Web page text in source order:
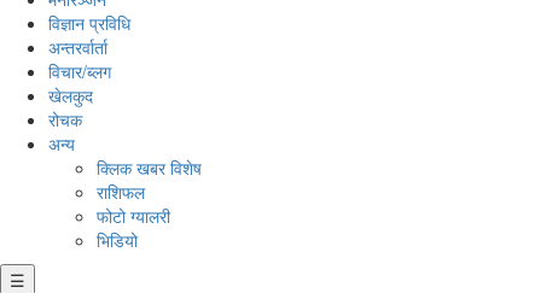
विज्ञान प्रविधि
अन्तरर्वार्ता
विचार/ब्लग
खेलकुद
रोचक
अन्य
क्लिक खबर विशेष
राशिफल
फोटो ग्यालरी
भिडियो
☰